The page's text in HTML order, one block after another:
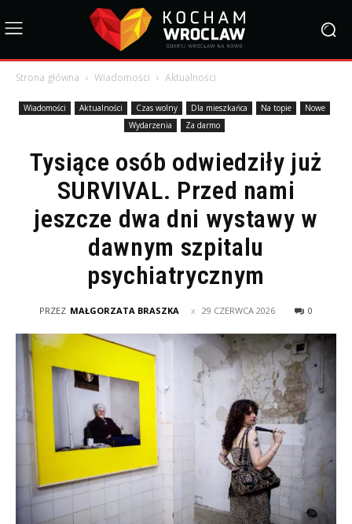
Strona główna Wiadomości Aktualności
Wiadomości Aktualności Czas wolny Dla mieszkańca Na topie
Nowe
Wydarzenia
Za darmo
Tysiące osób odwiedziły już
SURVIVAL. Przed nami
jeszcze dwa dni wystawy w
dawnym szpitalu
psychiatrycznym
PRZEZ MAŁGORZATA BRASZKA 29 CZERWCA 2026 0